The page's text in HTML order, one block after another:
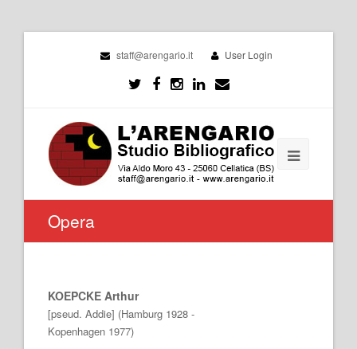
staff@arengario.it User Login
Opera
KOEPCKE Arthur
[pseud. Addie] (Hamburg 1928 -
Kopenhagen 1977)